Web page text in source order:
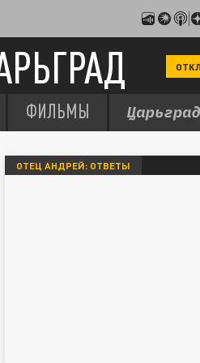
ФИЛЬМЫ
ОТЕЦ АНДРЕЙ: ОТВЕТЫ